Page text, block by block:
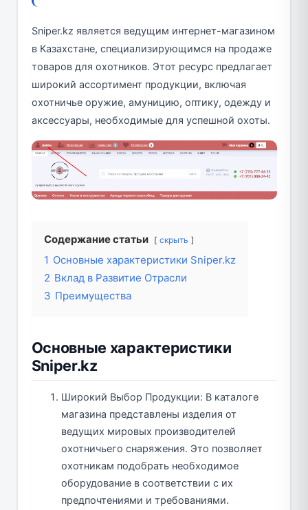
Sniper.kz является ведущим интернет-магазином
в Казахстане, специализирующимся на продаже
товаров для охотников. Этот ресурс предлагает
широкий ассортимент продукции, включая
охотничье оружие, амуницию, оптику, одежду и
аксессуары, необходимые для успешной охоты.
Содержание статьи скрыть
1 Основные характеристики Sniper.kz
2 Вклад в Развитие Отрасли
3 Преимущества
Основные характеристики
Sniper.kz
Широкий Выбор Продукции: В каталоге
магазина представлены изделия от
ведущих мировых производителей
охотничьего снаряжения. Это позволяет
охотникам подобрать необходимое
оборудование в соответствии с их
предпочтениями и требованиями.